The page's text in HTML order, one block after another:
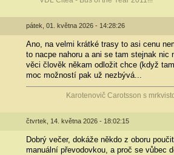
pátek, 01. května 2026 - 14:28:26
Ano, na velmi krátké trasy to asi cenu
to nacpe nahoru a ani se tam stejnak
věci člověk někam odložit chce (když
moc možností pak už nezbývá...
Karotenovič Carotsson s
čtvrtek, 14. května 2026 - 18:02:15
Dobrý večer, dokáže někdo z oboru
manuální převodovkou, a proč se vůbec